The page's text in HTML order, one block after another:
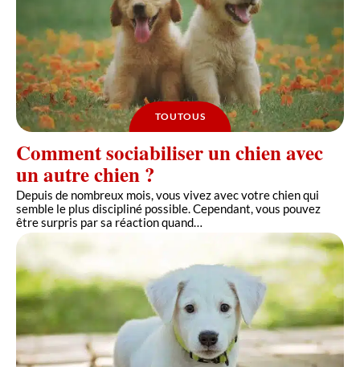
TOUTOUS
Comment sociabiliser un chien avec
un autre chien ?
Depuis de nombreux mois, vous vivez avec votre chien qui
semble le plus discipliné possible. Cependant, vous pouvez
être surpris par sa réaction quand…